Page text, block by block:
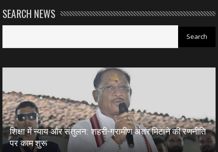
SEARCH NEWS
शिक्षा में न्याय और संतुलन: शहरी-ग्रामीण अंतर मिटाने की रणनीति
पर काम शुरू